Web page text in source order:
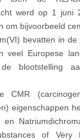
werd op 1 juni
om bijvoorbeeld
bevatten in
veel Europese
blootstelling
eigenschappen
en
of Very